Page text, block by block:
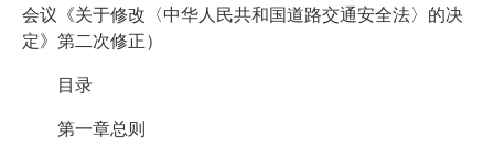
会议《关于修改〈中华人民共和国道路交通安全法〉的决
定》第二次修正）
目录
第一章总则